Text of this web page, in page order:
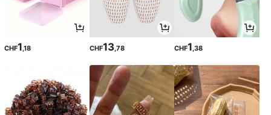
CHF1,18 CHF13,78 CHF1,38